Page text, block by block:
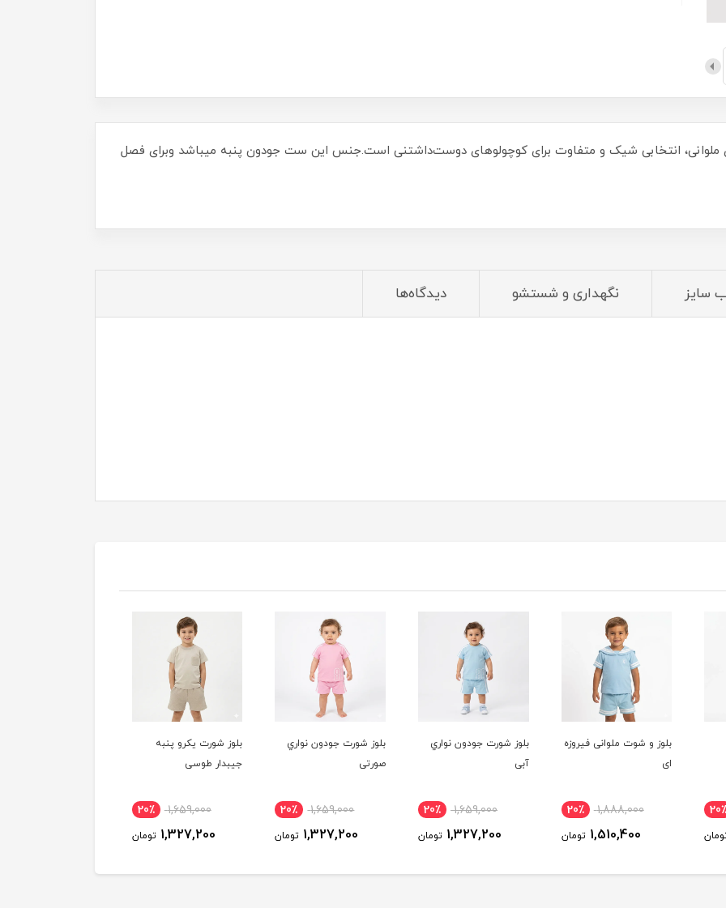
ملوانی، انتخابی شیک و متفاوت برای کوچولوهای دوست‌داشتنی است.جنس این ست جودون پنبه میباشد وبرای فصل
مناسب میباشد
سایز نگهداری و شستشو دیدگاه‌ها
20٪
بلوز و شوت ملوانی فیروزه
ای
1,888,000 20٪
1,510,400 تومان
بلوز شورت جودون نواري
آبی
1,659,000 20٪
1,327,200 تومان
بلوز شورت جودون نواري
صورتی
1,659,000 20٪
1,327,200 تومان
بلوز شورت يكرو پنبه
جيبدار طوسی
1,659,000 20٪
1,327,200 تومان